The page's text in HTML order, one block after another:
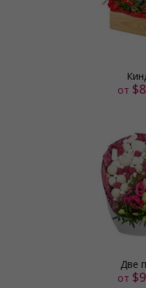
от
Две
от